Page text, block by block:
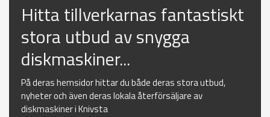
Hitta tillverkarnas fantastiskt
stora utbud av snygga
diskmaskiner...
På deras hemsidor hittar du både deras stora utbud,
nyheter och även deras lokala återförsäljare av
diskmaskiner i Knivsta